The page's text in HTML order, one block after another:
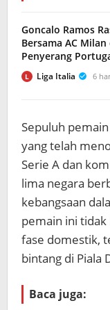
Goncalo Ramos
Bersama AC
Penyerang
L Liga Italia 6
Sepuluh
yang telah
Serie A dan
lima negara
kebangsaan
pemain ini tidak
fase domestik,
bintang di Piala
Baca juga: